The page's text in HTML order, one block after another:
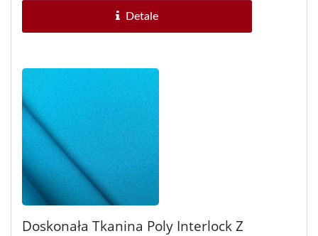
Detale
Doskonała Tkanina Poly Interlock Z